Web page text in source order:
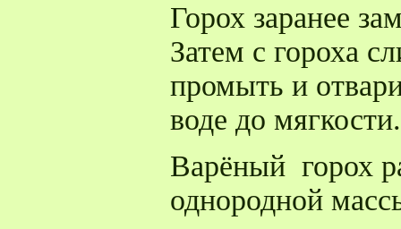
Горох заранее
Затем с гороха
промыть и
воде до мягкости.
Варёный горох
однородной